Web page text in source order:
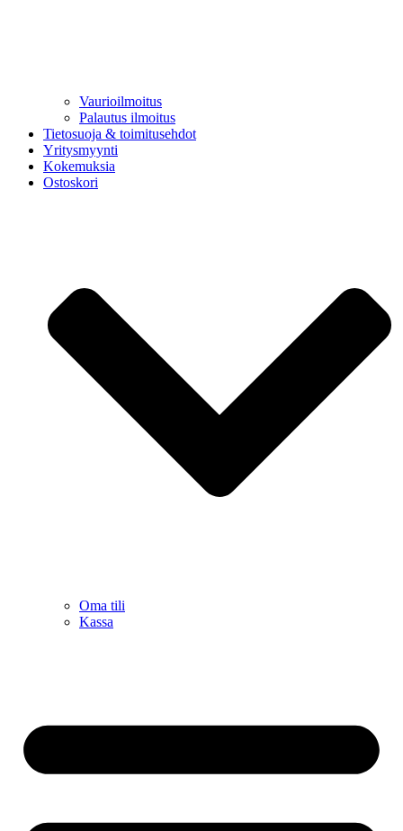
Vaurioilmoitus
Palautus ilmoitus
Tietosuoja & toimitusehdot
Yritysmyynti
Kokemuksia
Ostoskori
Oma tili
Kassa